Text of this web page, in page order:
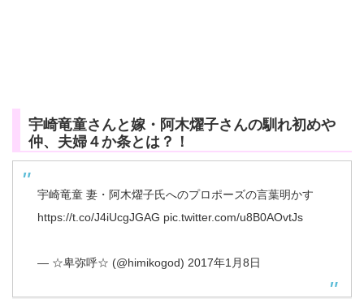
宇崎竜童さんと嫁・阿木燿子さんの馴れ初めや
仲、夫婦４か条とは？！
宇崎竜童 妻・阿木燿子氏へのプロポーズの言葉明かす
https://t.co/J4iUcgJGAG pic.twitter.com/u8B0AOvtJs
— ☆卑弥呼☆ (@himikogod) 2017年1月8日